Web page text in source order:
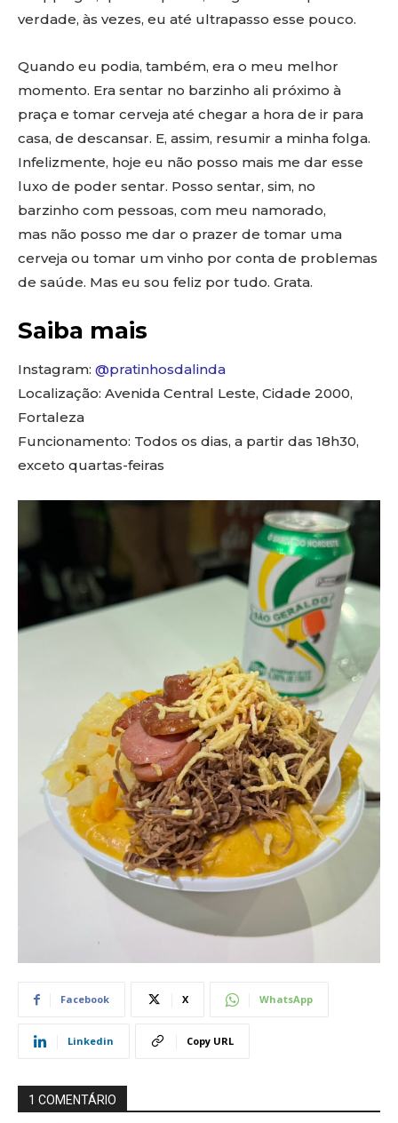
verdade, às vezes, eu até ultrapasso esse pouco.
Quando eu podia, também, era o meu melhor
momento. Era sentar no barzinho ali próximo à
praça e tomar cerveja até chegar a hora de ir para
casa, de descansar. E, assim, resumir a minha folga.
Infelizmente, hoje eu não posso mais me dar esse
luxo de poder sentar. Posso sentar, sim, no
barzinho com pessoas, com meu namorado,
mas não posso me dar o prazer de tomar uma
cerveja ou tomar um vinho por conta de problemas
de saúde. Mas eu sou feliz por tudo. Grata.
Saiba mais
Instagram: @pratinhosdalinda
Localização: Avenida Central Leste, Cidade 2000,
Fortaleza
Funcionamento: Todos os dias, a partir das 18h30,
exceto quartas-feiras
Facebook X WhatsApp
Linkedin Copy URL
1 COMENTÁRIO